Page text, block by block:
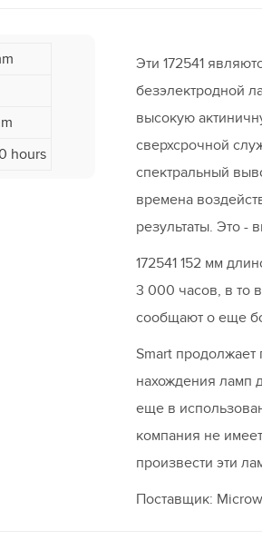
hours
Эти 172541
безэлектродной
высокую
сверхсрочной
спектральный
времена
результаты. Это -
172541 152 мм
3 000 часов, в то
сообщают о еще
Smart продолжает
нахождения ламп
еще в
компания не
произвести эти
Поставщик: